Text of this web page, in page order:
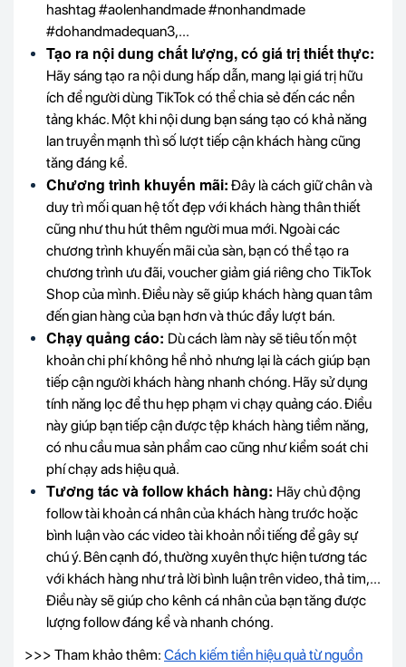
hashtag #aolenhandmade #nonhandmade
#dohandmadequan3,...
Tạo ra nội dung chất lượng, có giá trị thiết thực:
Hãy sáng tạo ra nội dung hấp dẫn, mang lại giá trị hữu
ích để người dùng TikTok có thể chia sẻ đến các nền
tảng khác. Một khi nội dung bạn sáng tạo có khả năng
lan truyền mạnh thì số lượt tiếp cận khách hàng cũng
tăng đáng kể.
Chương trình khuyến mãi: Đây là cách giữ chân và
duy trì mối quan hệ tốt đẹp với khách hàng thân thiết
cũng như thu hút thêm người mua mới. Ngoài các
chương trình khuyến mãi của sàn, bạn có thể tạo ra
chương trình ưu đãi, voucher giảm giá riêng cho TikTok
Shop của mình. Điều này sẽ giúp khách hàng quan tâm
đến gian hàng của bạn hơn và thúc đẩy lượt bán.
Chạy quảng cáo: Dù cách làm này sẽ tiêu tốn một
khoản chi phí không hề nhỏ nhưng lại là cách giúp bạn
tiếp cận người khách hàng nhanh chóng. Hãy sử dụng
tính năng lọc để thu hẹp phạm vi chạy quảng cáo. Điều
này giúp bạn tiếp cận được tệp khách hàng tiềm năng,
có nhu cầu mua sản phẩm cao cũng như kiểm soát chi
phí chạy ads hiệu quả.
Tương tác và follow khách hàng: Hãy chủ động
follow tài khoản cá nhân của khách hàng trước hoặc
bình luận vào các video tài khoản nổi tiếng để gây sự
chú ý. Bên cạnh đó, thường xuyên thực hiện tương tác
với khách hàng như trả lời bình luận trên video, thả tim,...
Điều này sẽ giúp cho kênh cá nhân của bạn tăng được
lượng follow đáng kể và nhanh chóng.
>>> Tham khảo thêm: Cách kiếm tiền hiệu quả từ nguồn